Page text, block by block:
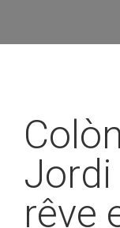
Jordi
rêve